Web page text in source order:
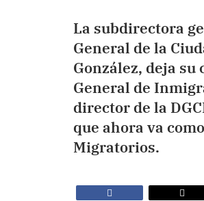
La subdirectora
General de la
González, deja
General de
director de la
que ahora va
Migratorios.